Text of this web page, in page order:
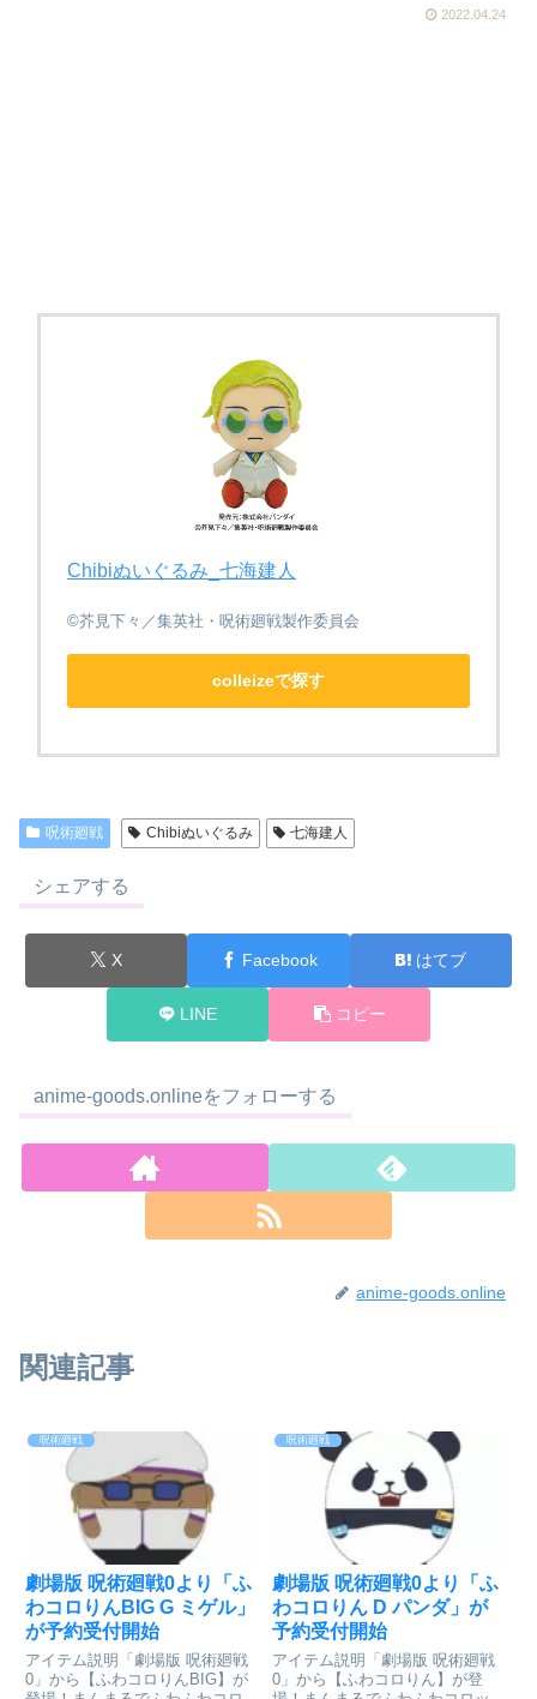
2022.04.24
Chibiぬいぐるみ_七海建人
©芥見下々／集英社・呪術廻戦製作委員会
colleizeで探す
呪術廻戦 Chibiぬいぐるみ 七海建人
シェアする
X Facebook はてブ
LINE コピー
anime-goods.onlineをフォローする
anime-goods.online
関連記事
呪術廻戦
劇場版 呪術廻戦0より「ふ
わコロりんBIG G ミゲル」
が予約受付開始
アイテム説明「劇場版 呪術廻戦
0」から【ふわコロりんBIG】が
呪術廻戦
劇場版 呪術廻戦0より「ふ
わコロりん D パンダ」が
予約受付開始
アイテム説明「劇場版 呪術廻戦
0」から【ふわコロりん】が登